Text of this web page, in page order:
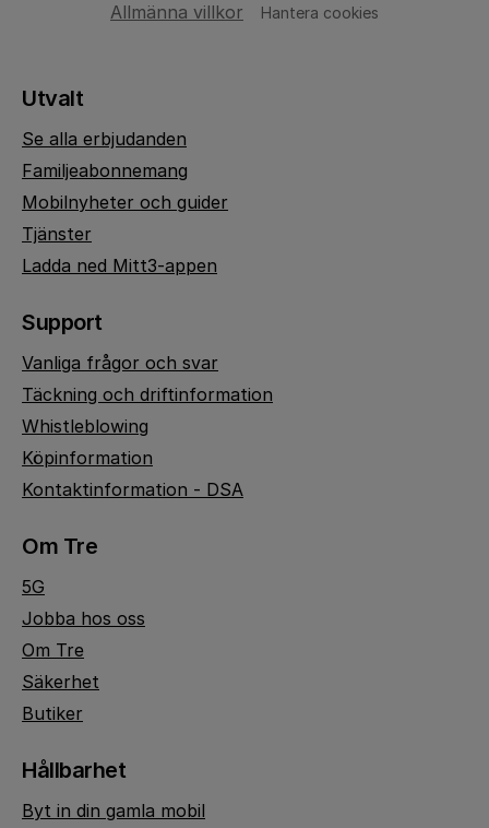
Allmänna villkor Hantera cookies
Utvalt
Se alla erbjudanden
Familjeabonnemang
Mobilnyheter och guider
Tjänster
Ladda ned Mitt3-appen
Support
Vanliga frågor och svar
Täckning och driftinformation
Whistleblowing
Köpinformation
Kontaktinformation - DSA
Om Tre
5G
Jobba hos oss
Om Tre
Säkerhet
Butiker
Hållbarhet
Byt in din gamla mobil